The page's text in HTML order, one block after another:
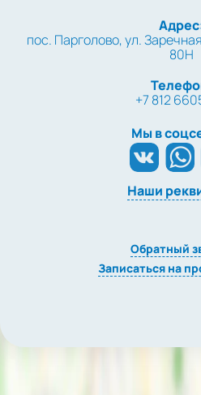
пос. Парголово, ул.
80Н
+7 812
Мы в
Наши
Обратный
Записаться на